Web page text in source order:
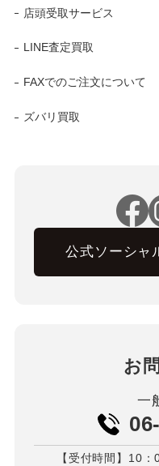
店頭受取サービス
LINE査定買取
FAXでのご注文について
ズバリ買取
公式ソーシャ
お
一
【受付時間】10